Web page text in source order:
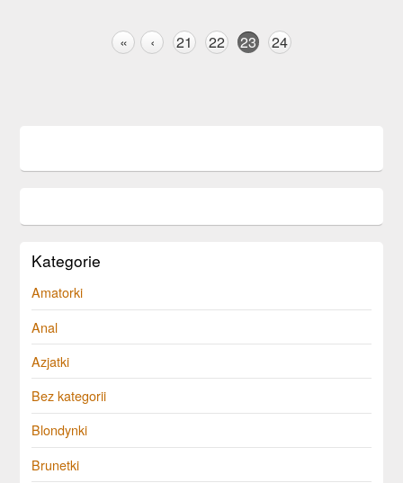
« ‹ 21 22 23 24
Kategorie
Amatorki
Anal
Azjatki
Bez kategorii
Blondynki
Brunetki